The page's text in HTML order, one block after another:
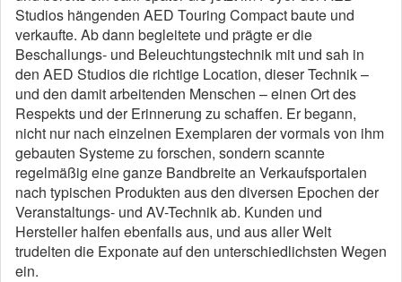
Studios hängenden AED Touring Compact baute und
verkaufte. Ab dann begleitete und prägte er die
Beschallungs- und Beleuchtungstechnik mit und sah in
den AED Studios die richtige Location, dieser Technik –
und den damit arbeitenden Menschen – einen Ort des
Respekts und der Erinnerung zu schaffen. Er begann,
nicht nur nach einzelnen Exemplaren der vormals von ihm
gebauten Systeme zu forschen, sondern scannte
regelmäßig eine ganze Bandbreite an Verkaufsportalen
nach typischen Produkten aus den diversen Epochen der
Veranstaltungs- und AV-Technik ab. Kunden und
Hersteller halfen ebenfalls aus, und aus aller Welt
trudelten die Exponate auf den unterschiedlichsten Wegen
ein.